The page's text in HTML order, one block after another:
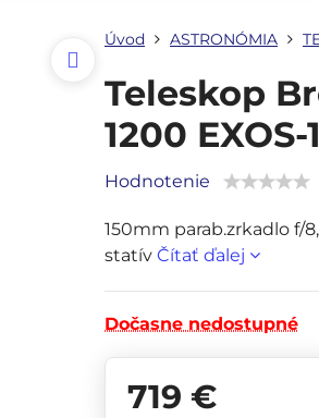
Úvod ASTRONÓMIA
Teleskop
1200
Hodnotenie
150mm parab.zrkadlo f/
statív Čítať ďalej
Dočasne nedostupné
719 €